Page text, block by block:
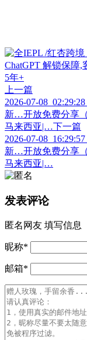
上一篇
2026-07-
新…开放免费分享
马来西亚|… 下一篇
2026-07-
新…开放免费分享
马来西亚|…
发表评论
匿名网友 填写信息
昵称*
邮箱*